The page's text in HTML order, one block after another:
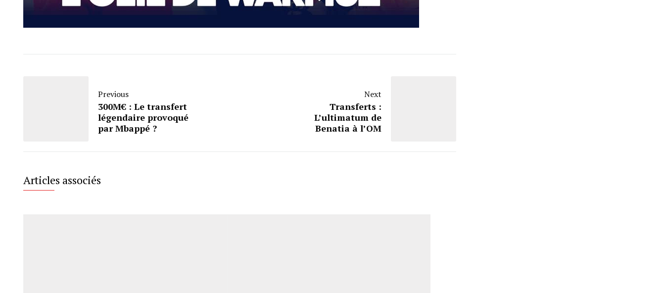
Previous
300M€ : Le transfert
légendaire provoqué
par Mbappé ?
Next
Transferts :
L’ultimatum de
Benatia à l’OM
Articles associés